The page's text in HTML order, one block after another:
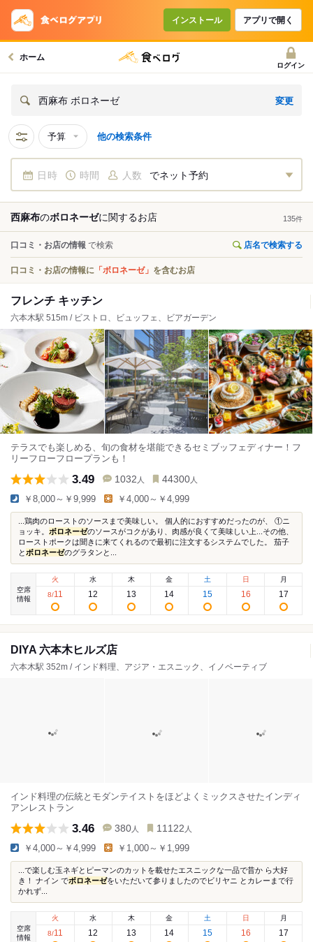
インストール アプリで開く
ホーム
ログイン
西麻布 ボロネーゼ 変更
予算 他の検索条件
日時 時間 人数 でネット予約
西麻布のボロネーゼに関するお店 135件
口コミ・お店の情報 で検索 店名で検索する
口コミ・お店の情報に 「ボロネーゼ」 を含むお店
フレンチ キッチン
六本木駅 515m / ビストロ、ビュッフェ、ビアガーデン
テラスでも楽しめる、旬の食材を堪能できるセミブッフェディナー！フ
リーフローフロープランも！
3.49 1032 人 44300 人
￥8,000～￥9,999 ￥4,000～￥4,999
...鶏肉のローストのソースまで美味しい。 個人的におすすめだったのが、 ①ニ
ョッキ。 ボロネーゼのソースがコクがあり、肉感が良くて美味しい上...その他、
ローストポークは聞きに来てくれるので最初に注文するシステムでした。 茄子
と ボロネーゼのグラタンと...
空席
情報
火
8/11
水
12
木
13
金
14
土
15
日
16
月
17
DIYA 六本木ヒルズ店
六本木駅 352m / インド料理、アジア・エスニック、イノベーティブ
インド料理の伝統とモダンテイストをほどよくミックスさせたインディ
アンレストラン
3.46 380 人 11122 人
￥4,000～￥4,999 ￥1,000～￥1,999
...で楽しむ玉ネギとピーマンのカットを載せたエスニックな一品で昔か ら大好
き！ ナイン でボロネーゼをいただいて参りましたのでビリヤニ とカレーまで行
かれず...
空席
情報
火
8/11
水
12
木
13
金
14
土
15
日
16
月
17